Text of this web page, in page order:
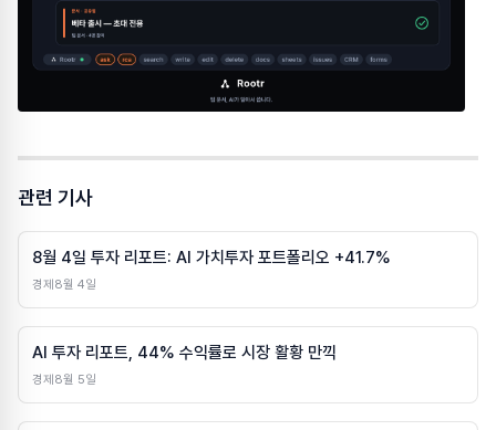
관련 기사
8월 4일 투자 리포트: AI 가치투자 포트폴리오 +41.7%
경제8월 4일
AI 투자 리포트, 44% 수익률로 시장 활황 만끽
경제8월 5일